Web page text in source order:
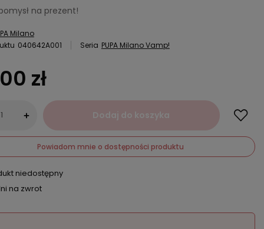
na prezent!
Milano
040642A001 Seria PUPA Milano Vamp!
zł
+ Dodaj do koszyka
Powiadom mnie o dostępności produktu
niedostępny
na zwrot